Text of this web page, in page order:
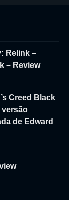
Relink –
– Review
Creed Black
versão
de Edward